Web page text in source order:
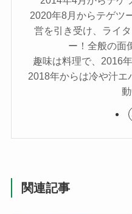
2020年8月からテゲツ
営を引き受け、ライ
ー！全般の面
趣味は料理で、2016
2018年からは冷や汁エ
動
関連記事